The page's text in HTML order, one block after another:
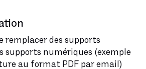
remplacer des supports
supports numériques (exemple
au format PDF par email)